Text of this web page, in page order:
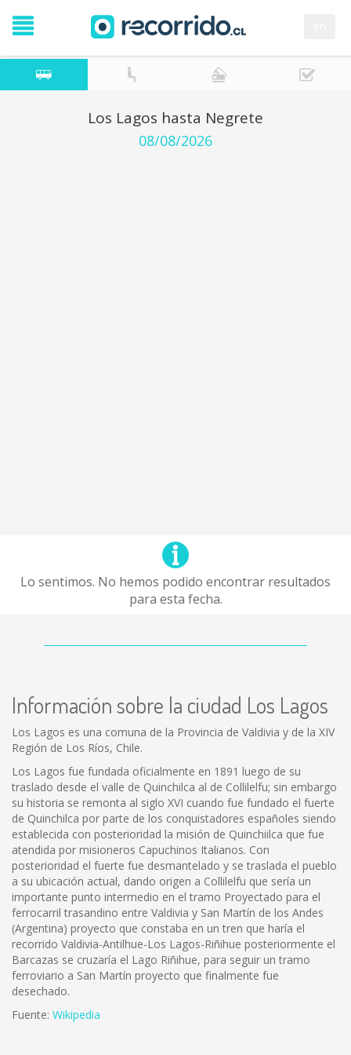
Los Lagos hasta Negrete
08/08/2026
Lo sentimos. No hemos podido encontrar resultados
para esta fecha.
Información sobre la ciudad Los Lagos
Los Lagos es una comuna de la Provincia de Valdivia y de la XIV
Región de Los Ríos, Chile.
Los Lagos fue fundada oficialmente en 1891 luego de su
traslado desde el valle de Quinchilca al de Collilelfu; sin embargo
su historia se remonta al siglo XVI cuando fue fundado el fuerte
de Quinchilca por parte de los conquistadores españoles siendo
establecida con posterioridad la misión de Quinchiilca que fue
atendida por misioneros Capuchinos Italianos. Con
posterioridad el fuerte fue desmantelado y se traslada el pueblo
a su ubicación actual, dando origen a Collilelfu que sería un
importante punto intermedio en el tramo Proyectado para el
ferrocarril trasandino entre Valdivia y San Martín de los Andes
(Argentina) proyecto que constaba en un tren que haría el
recorrido Valdivia-Antilhue-Los Lagos-Riñihue posteriormente el
Barcazas se cruzaría el Lago Riñihue, para seguir un tramo
ferroviario a San Martín proyecto que finalmente fue
desechado.
Fuente: Wikipedia